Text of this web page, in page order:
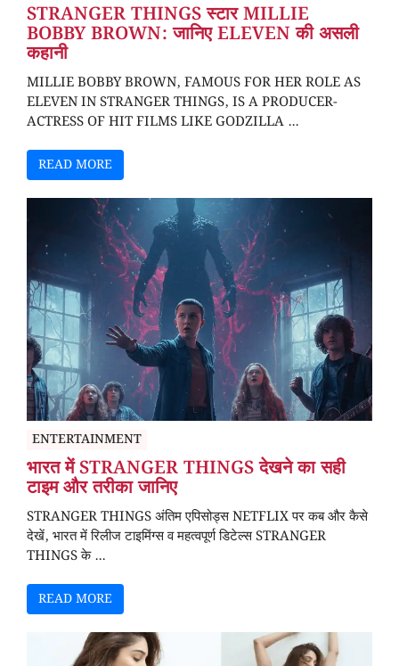
STRANGER THINGS स्टार MILLIE
BOBBY BROWN: जानिए ELEVEN की असली
कहानी
MILLIE BOBBY BROWN, FAMOUS FOR HER ROLE AS
ELEVEN IN STRANGER THINGS, IS A PRODUCER-
ACTRESS OF HIT FILMS LIKE GODZILLA ...
READ MORE
ENTERTAINMENT
भारत में STRANGER THINGS देखने का सही
टाइम और तरीका जानिए
STRANGER THINGS अंतिम एपिसोड्स NETFLIX पर कब और कैसे
देखें, भारत में रिलीज टाइमिंग्स व महत्वपूर्ण डिटेल्स STRANGER
THINGS के ...
READ MORE